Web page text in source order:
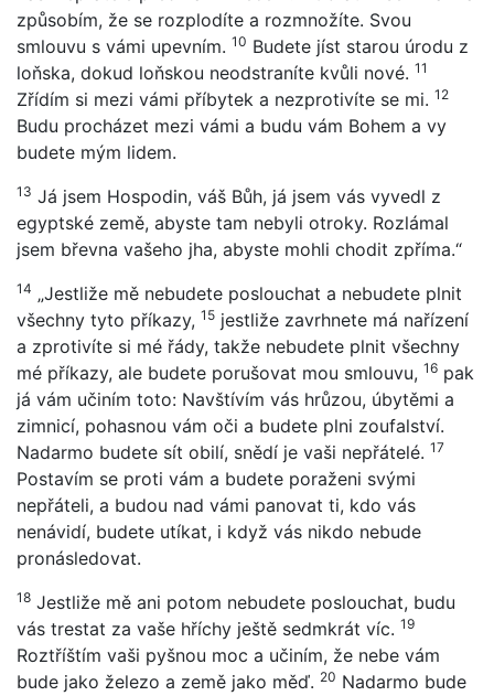
způsobím, že se rozplodíte a rozmnožíte. Svou
smlouvu s vámi upevním. 10 Budete jíst starou úrodu z
loňska, dokud loňskou neodstraníte kvůli nové. 11
Zřídím si mezi vámi příbytek a nezprotivíte se mi. 12
Budu procházet mezi vámi a budu vám Bohem a vy
budete mým lidem.
13 Já jsem Hospodin, váš Bůh, já jsem vás vyvedl z
egyptské země, abyste tam nebyli otroky. Rozlámal
jsem břevna vašeho jha, abyste mohli chodit zpříma.“
14 „Jestliže mě nebudete poslouchat a nebudete plnit
všechny tyto příkazy, 15 jestliže zavrhnete má nařízení
a zprotivíte si mé řády, takže nebudete plnit všechny
mé příkazy, ale budete porušovat mou smlouvu, 16 pak
já vám učiním toto: Navštívím vás hrůzou, úbytěmi a
zimnicí, pohasnou vám oči a budete plni zoufalství.
Nadarmo budete sít obilí, snědí je vaši nepřátelé. 17
Postavím se proti vám a budete poraženi svými
nepřáteli, a budou nad vámi panovat ti, kdo vás
nenávidí, budete utíkat, i když vás nikdo nebude
pronásledovat.
18 Jestliže mě ani potom nebudete poslouchat, budu
vás trestat za vaše hříchy ještě sedmkrát víc. 19
Roztříštím vaši pyšnou moc a učiním, že nebe vám
bude jako železo a země jako měď. 20 Nadarmo bude